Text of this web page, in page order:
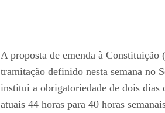
A proposta de emenda à Constituição
tramitação definido nesta semana no
institui a obrigatoriedade de dois dias
atuais 44 horas para 40 horas